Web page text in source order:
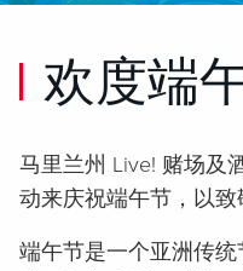
欢度端
马里兰州 Live! 赌场及
动来庆祝端午节，以致
端午节是一个亚洲传统